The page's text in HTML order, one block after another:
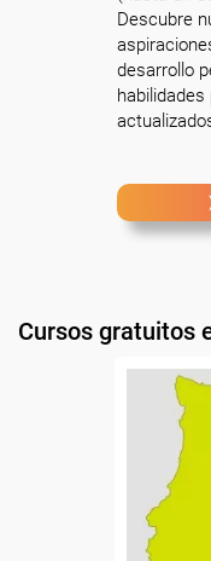
Descubre
desarrollo
Cursos gratuitos